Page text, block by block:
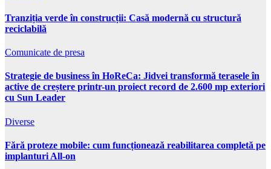
Tranziția verde în construcții: Casă modernă cu structură
reciclabilă
Comunicate de presa
Strategie de business în HoReCa: Jidvei transformă terasele în
active de creștere printr-un proiect record de 2.600 mp exteriori
cu Sun Leader
Diverse
Fără proteze mobile: cum funcționează reabilitarea completă pe
implanturi All-on